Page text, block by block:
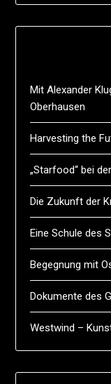
Mit Alexander
Oberhausen
Harvesting the
„Starfood“ bei
Die Zukunft der
Eine Schule des
Begegnung mit
Dokumente des
Westwind –